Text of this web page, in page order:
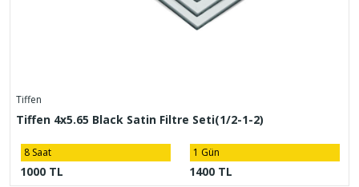
Tiffen
Tiffen 4x5.65 Black Satin Filtre Seti(1/2-1-2)
8 Saat
1000 TL
1 Gün
1400 TL